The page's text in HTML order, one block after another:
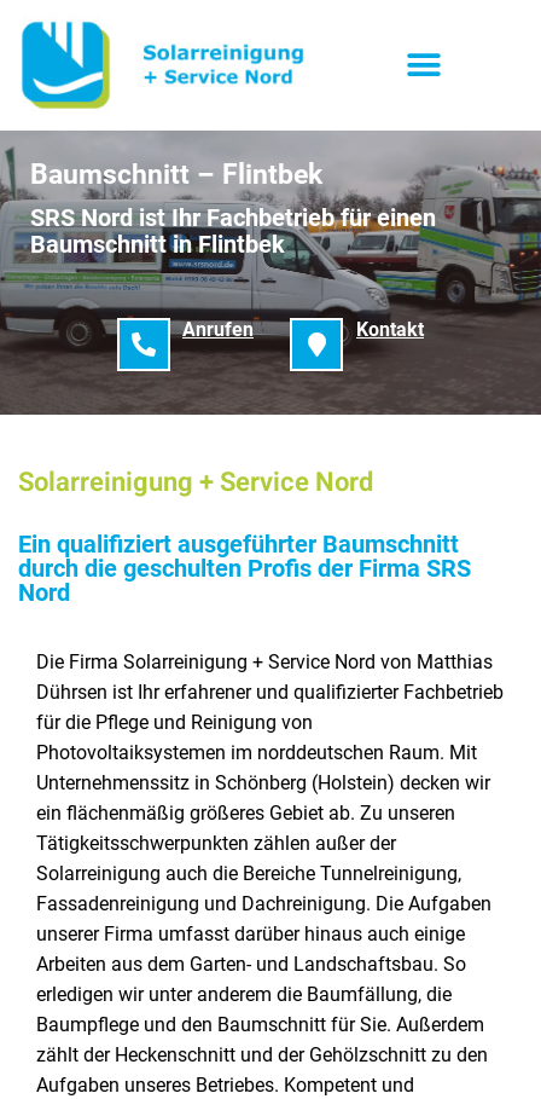
Baumschnitt – Flintbek
SRS Nord ist Ihr Fachbetrieb für einen
Baumschnitt in Flintbek
Anrufen Kontakt
Solarreinigung + Service Nord
Ein qualifiziert ausgeführter Baumschnitt
durch die geschulten Profis der Firma SRS
Nord
Die Firma Solarreinigung + Service Nord von Matthias
Dührsen ist Ihr erfahrener und qualifizierter Fachbetrieb
für die Pflege und Reinigung von
Photovoltaiksystemen im norddeutschen Raum. Mit
Unternehmenssitz in Schönberg (Holstein) decken wir
ein flächenmäßig größeres Gebiet ab. Zu unseren
Tätigkeitsschwerpunkten zählen außer der
Solarreinigung auch die Bereiche Tunnelreinigung,
Fassadenreinigung und Dachreinigung. Die Aufgaben
unserer Firma umfasst darüber hinaus auch einige
Arbeiten aus dem Garten- und Landschaftsbau. So
erledigen wir unter anderem die Baumfällung, die
Baumpflege und den Baumschnitt für Sie. Außerdem
zählt der Heckenschnitt und der Gehölzschnitt zu den
Aufgaben unseres Betriebes. Kompetent und